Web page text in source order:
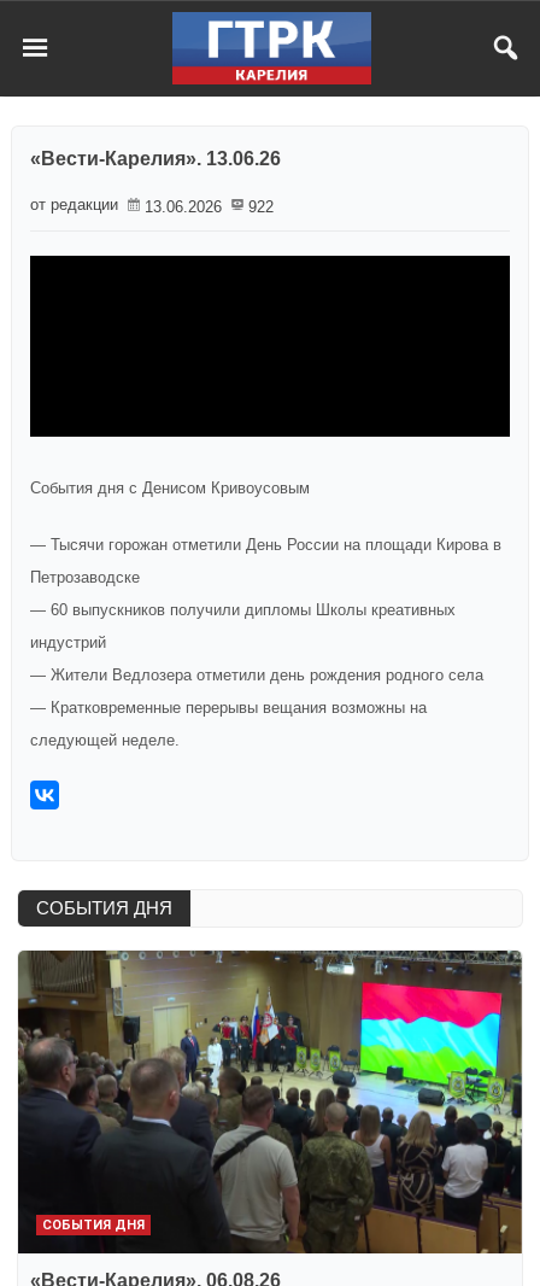
«Вести-Карелия». 13.06.26
от редакции 13.06.2026 922
События дня с Денисом Кривоусовым
— Тысячи горожан отметили День России на площади Кирова в
Петрозаводске
— 60 выпускников получили дипломы Школы креативных
индустрий
— Жители Ведлозера отметили день рождения родного села
— Кратковременные перерывы вещания возможны на
следующей неделе.
СОБЫТИЯ ДНЯ
СОБЫТИЯ ДНЯ
«Вести-Карелия». 06.08.26